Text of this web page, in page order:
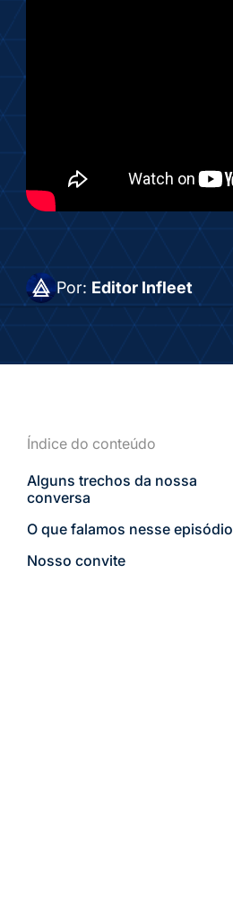
Por: Editor Infleet
Índice do conteúdo
Alguns trechos da nossa
conversa
O que falamos nesse episódio
Nosso convite